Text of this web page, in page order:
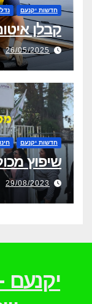
חדשות יקנעם
קבלן
26/05/2025
חדשות יקנעם
שיפוץ
29/08/2023
יקנעם